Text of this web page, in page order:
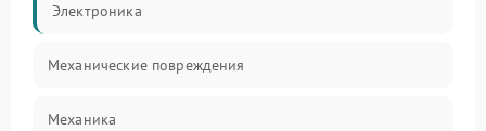
Электроника
Механические повреждения
Механика